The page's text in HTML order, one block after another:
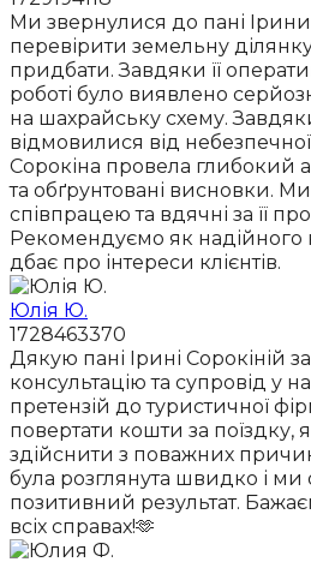
Ми звернулися до пані
перевірити земельну
придбати. Завдяки її
роботі було виявлено
на шахрайську схему.
відмовилися від
Сорокіна провела глибокий
та обґрунтовані висновки.
співпрацею та вдячні за її
Рекомендуємо як надійного
дбає про інтереси клієнтів.
Юлія Ю.
1728463370
Дякую пані Ірині Сорокіній
консультацію та супровід у
претензій до туристичної
повертати кошти за поїздку,
здійснити з поважних
була розглянута швидко і
позитивний результат.
всіх справах!🫶